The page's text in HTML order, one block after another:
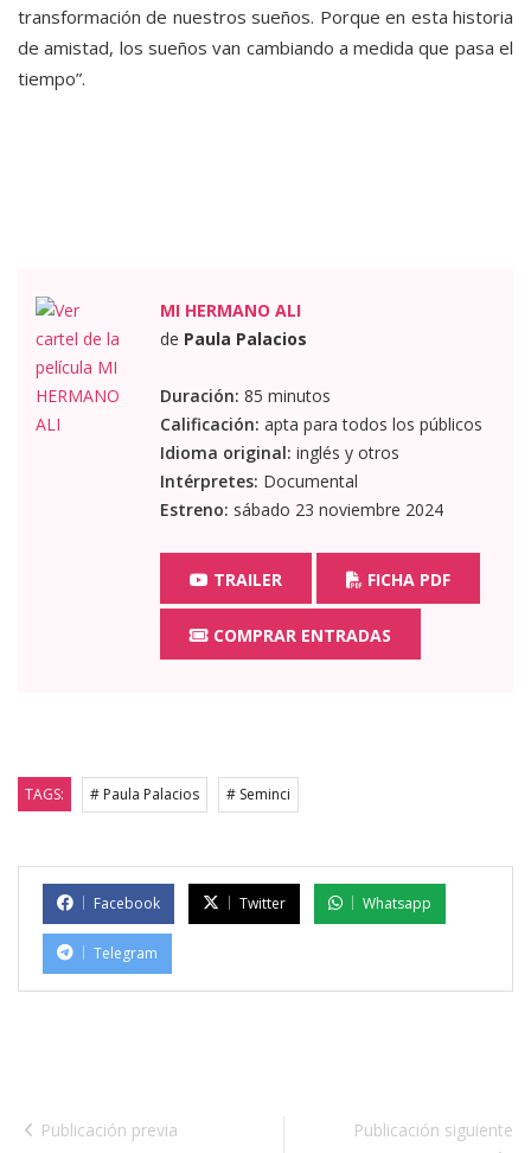
transformación de nuestros sueños. Porque en esta historia
de amistad, los sueños van cambiando a medida que pasa el
tiempo”.
MI HERMANO ALI
de Paula Palacios
Duración: 85 minutos
Calificación: apta para todos los públicos
Idioma original: inglés y otros
Intérpretes: Documental
Estreno: sábado 23 noviembre 2024
TRAILER FICHA PDF
COMPRAR ENTRADAS
TAGS: # Paula Palacios # Seminci
Facebook Twitter Whatsapp
Telegram
Publicación previa
Publicación siguiente